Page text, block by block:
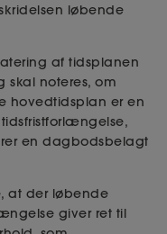
løbende
af tidsplanen
skal noteres, om
hovedtidsplan er en
en dagbodsbelagt
at der løbende
giver ret til